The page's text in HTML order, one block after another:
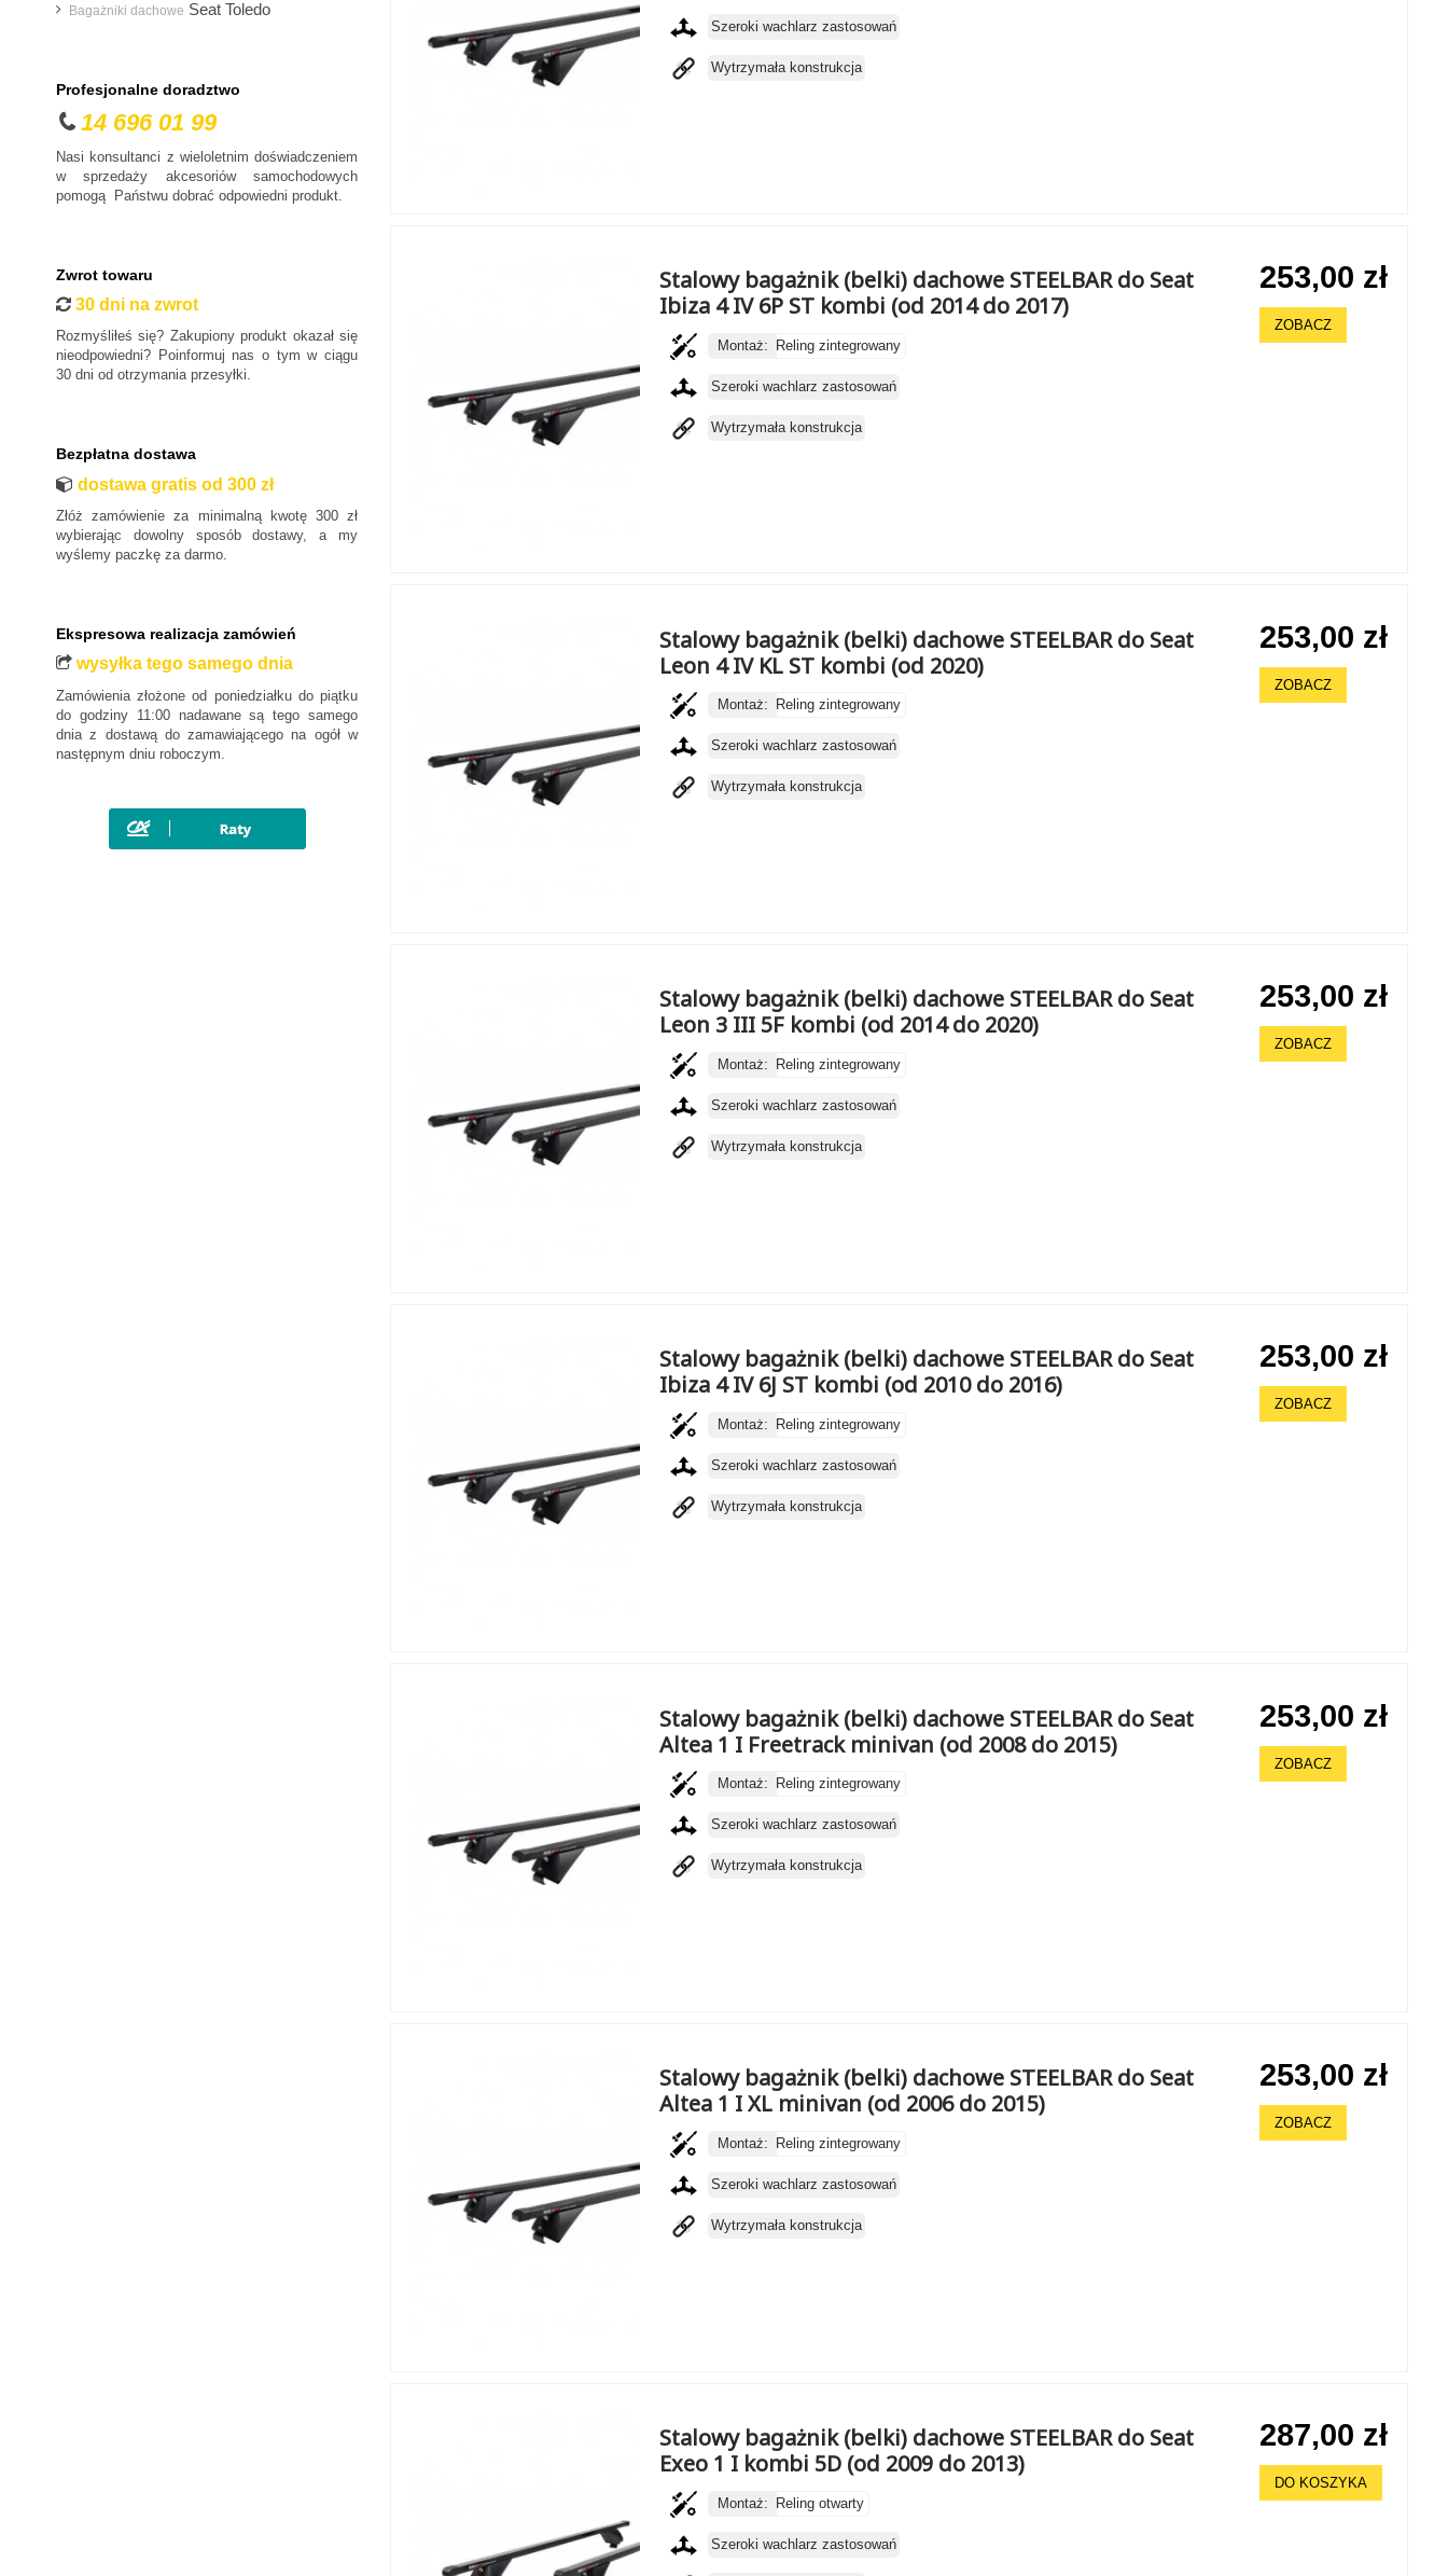
Szeroki wachlarz zastosowań
Wytrzymała konstrukcja
Stalowy bagażnik (belki) dachowe STEELBAR do Seat
Ibiza 4 IV 6P ST kombi (od 2014 do 2017)
Montaż: Reling zintegrowany
Szeroki wachlarz zastosowań
Wytrzymała konstrukcja
253,00 zł
ZOBACZ
Stalowy bagażnik (belki) dachowe STEELBAR do Seat
Leon 4 IV KL ST kombi (od 2020)
Montaż: Reling zintegrowany
Szeroki wachlarz zastosowań
Wytrzymała konstrukcja
253,00 zł
ZOBACZ
Stalowy bagażnik (belki) dachowe STEELBAR do Seat
Leon 3 III 5F kombi (od 2014 do 2020)
Montaż: Reling zintegrowany
Szeroki wachlarz zastosowań
Wytrzymała konstrukcja
253,00 zł
ZOBACZ
Stalowy bagażnik (belki) dachowe STEELBAR do Seat
Ibiza 4 IV 6J ST kombi (od 2010 do 2016)
Montaż: Reling zintegrowany
Szeroki wachlarz zastosowań
Wytrzymała konstrukcja
253,00 zł
ZOBACZ
Stalowy bagażnik (belki) dachowe STEELBAR do Seat
Altea 1 I Freetrack minivan (od 2008 do 2015)
Montaż: Reling zintegrowany
Szeroki wachlarz zastosowań
Wytrzymała konstrukcja
253,00 zł
ZOBACZ
Stalowy bagażnik (belki) dachowe STEELBAR do Seat
Altea 1 I XL minivan (od 2006 do 2015)
Montaż: Reling zintegrowany
Szeroki wachlarz zastosowań
Wytrzymała konstrukcja
253,00 zł
ZOBACZ
Stalowy bagażnik (belki) dachowe STEELBAR do Seat
Exeo 1 I kombi 5D (od 2009 do 2013)
Montaż: Reling otwarty
Szeroki wachlarz zastosowań
287,00 zł
DO KOSZYKA
Bagażniki dachowe Seat Toledo
Profesjonalne doradztwo
14 696 01 99
Nasi konsultanci z wieloletnim doświadczeniem
w sprzedaży akcesoriów samochodowych
pomogą Państwu dobrać odpowiedni produkt.
Zwrot towaru
30 dni na zwrot
Rozmyśliłeś się? Zakupiony produkt okazał się
nieodpowiedni? Poinformuj nas o tym w ciągu
30 dni od otrzymania przesyłki.
Bezpłatna dostawa
dostawa gratis od 300 zł
Złóż zamówienie za minimalną kwotę 300 zł
wybierając dowolny sposób dostawy, a my
wyślemy paczkę za darmo.
Ekspresowa realizacja zamówień
wysyłka tego samego dnia
Zamówienia złożone od poniedziałku do piątku
do godziny 11:00 nadawane są tego samego
dnia z dostawą do zamawiającego na ogół w
następnym dniu roboczym.